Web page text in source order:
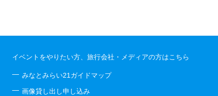
イベントをやりたい方、旅行会社・メディアの方はこちら
みなとみらい21ガイドマップ
画像貸し出し申し込み